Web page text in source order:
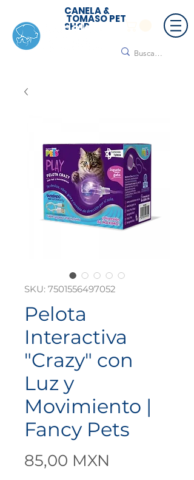
CANELA &
TOMASO PET
SHOP
SKU: 7501556497052
Pelota
Interactiva
"Crazy" con
Luz y
Movimiento |
Fancy Pets
85,00 MXN